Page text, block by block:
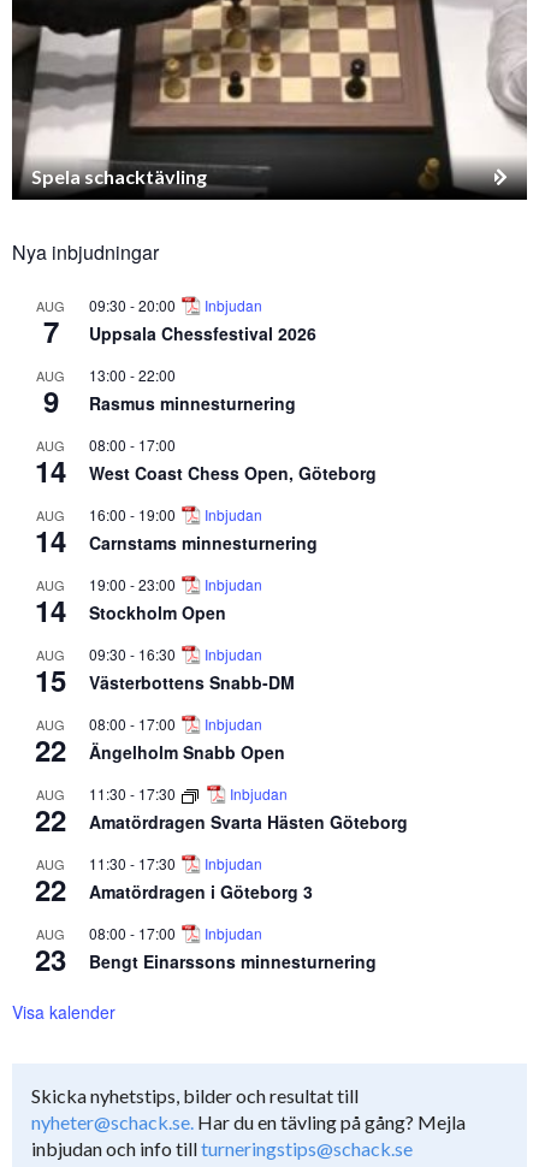
Spela schacktävling
Nya inbjudningar
AUG
7
09:30 -20:00 Inbjudan
Uppsala Chessfestival 2026
AUG
9
13:00 -22:00
Rasmus minnesturnering
AUG
14
08:00 - 17:00
West Coast Chess Open, Göteborg
AUG
14
16:00 - 19:00 Inbjudan
Carnstams minnesturnering
AUG
14
19:00 -23:00 Inbjudan
Stockholm Open
AUG
15
09:30 - 16:30 Inbjudan
Västerbottens Snabb-DM
AUG
22
08:00 - 17:00 Inbjudan
Ängelholm Snabb Open
AUG
22
11:30 - 17:30 Inbjudan
Amatördragen Svarta Hästen Göteborg
AUG
22
11:30 - 17:30 Inbjudan
Amatördragen i Göteborg 3
AUG
23
08:00 - 17:00 Inbjudan
Bengt Einarssons minnesturnering
Visa kalender
Skicka nyhetstips, bilder och resultat till
nyheter@schack.se. Har du en tävling på gång? Mejla
inbjudan och info tillturneringstips@schack.se